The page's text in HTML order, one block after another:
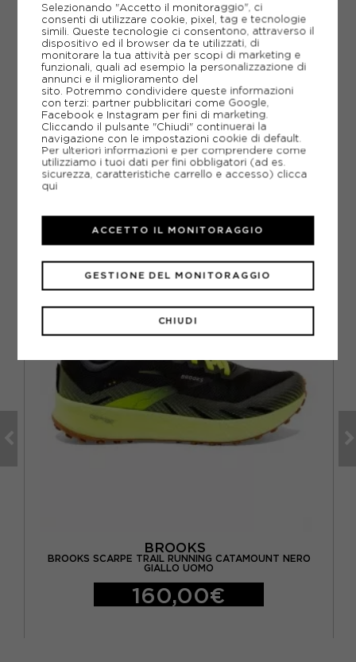
PIÙ INFORMAZIONI
SCHEDA TECNICA
GUIDA ALLE TAGLIE
DOMANDE FREQUENTI
Come ordinare la taglia giusta?
CONSIGLIATI DA NOI
BROOKS
BROOKS SCARPE TRAIL RUNNING CATAMOUNT NERO
GIALLO UOMO
160,00€
Selezionando "Accetto il monitoraggio", ci
consenti di utilizzare cookie, pixel, tag e tecnologie
simili. Queste tecnologie ci consentono, attraverso il
dispositivo ed il browser da te utilizzati, di
monitorare la tua attività per scopi di marketing e
funzionali, quali ad esempio la personalizzazione di
annunci e il miglioramento del
sito. Potremmo condividere queste informazioni
con terzi: partner pubblicitari come Google,
Facebook e Instagram per fini di marketing.
Cliccando il pulsante "Chiudi" continuerai la
navigazione con le impostazioni cookie di default.
Per ulteriori informazioni e per comprendere come
utilizziamo i tuoi dati per fini obbligatori (ad es.
sicurezza, caratteristiche carrello e accesso) clicca
qui
CHIUDI
GESTIONE DEL MONITORAGGIO
ACCETTO IL MONITORAGGIO